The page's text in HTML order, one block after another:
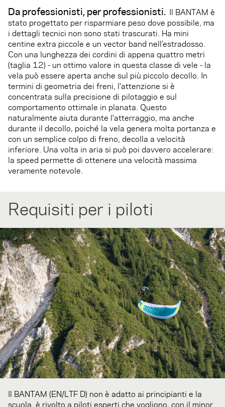
Da professionisti, per professionisti. Il BANTAM è
stato progettato per risparmiare peso dove possibile, ma
i dettagli tecnici non sono stati trascurati. Ha mini
centine extra piccole e un vector band nell’estradosso.
Con una lunghezza dei cordini di appena quattro metri
(taglia 12) - un ottimo valore in questa classe di vele - la
vela può essere aperta anche sul più piccolo decollo. In
termini di geometria dei freni, l'attenzione si è
concentrata sulla precisione di pilotaggio e sul
comportamento ottimale in planata. Questo
naturalmente aiuta durante l'atterraggio, ma anche
durante il decollo, poiché la vela genera molta portanza e
con un semplice colpo di freno, decolla a velocità
inferiore. Una volta in aria si può poi davvero accelerare:
la speed permette di ottenere una velocità massima
veramente notevole.
Requisiti per i piloti
Il BANTAM (EN/LTF D) non è adatto ai principianti e la
scuola, è rivolto a piloti esperti che vogliono, con il minor